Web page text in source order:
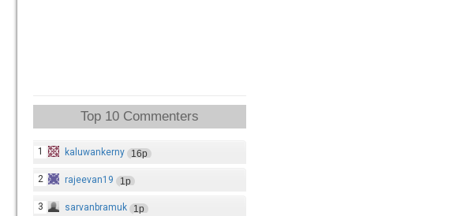
Top 10 Commenters
1 kaluwankerny 16p
2 rajeevan19 1p
3 sarvanbramuk 1p